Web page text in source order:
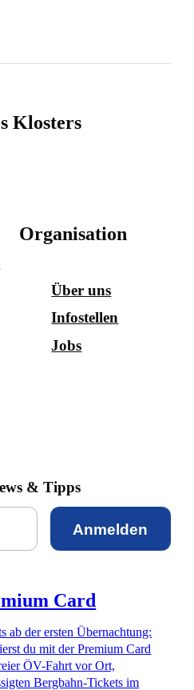
Klosters
Organisation
Über uns
Infostellen
Jobs
& Tipps
Anmelden
Card
ab der ersten Übernachtung:
du mit der Premium Card
ÖV-Fahrt vor Ort,
Bergbahn-Tickets im